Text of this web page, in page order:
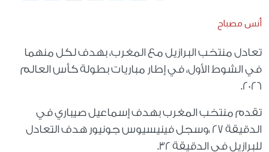
أنس مصباح
تعادل منتخب البرازيل مع المغرب، بهدف لكل منهما
في الشوط الأول، في إطار مباريات بطولة كأس العالم
2026.
تقدم منتخب المغرب بهدف إسماعيل صيباري في
الدقيقة 27 ،وسجل فينيسيوس جونيور هدف التعادل
للبرازيل في الدقيقة 32.